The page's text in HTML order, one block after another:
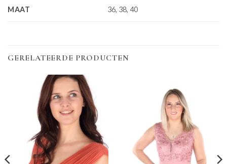
MAAT 36, 38, 40
GERELATEERDE PRODUCTEN